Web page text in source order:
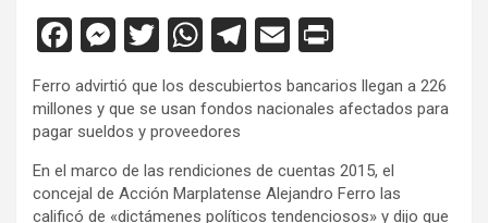
F
a
ce
b
o
o
M
es
se
n
g
er
T
wi
tt
er
W
at
s
A
p
T
el
e
a
m
E
ail
in
tF
e
n
Ferro advirtió que los descubiertos bancarios llegan a 226
millones y que se usan fondos nacionales afectados para
pagar sueldos y proveedores
En el marco de las rendiciones de cuentas 2015, el
concejal de Acción Marplatense Alejandro Ferro las
calificó de «dictámenes políticos tendenciosos» y dijo que